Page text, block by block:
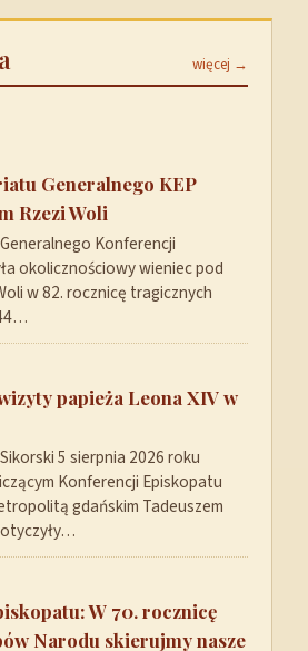
więcej →
Generalnego KEP
Rzezi Woli
Konferencji
okolicznościowy wieniec pod
w 82. rocznicę tragicznych
papieża Leona XIV w
5 sierpnia 2026 roku
Konferencji Episkopatu
gdańskim Tadeuszem
W 70. rocznicę
Narodu skierujmy nasze